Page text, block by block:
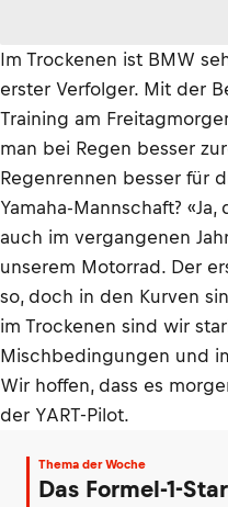
Im Trockenen ist BMW
erster Verfolger. Mit der
Training am
man bei Regen besser
Regenrennen besser für
Yamaha-Mannschaft?
auch im vergangenen
unserem Motorrad. Der
so, doch in den Kurven
im Trockenen sind wir
Mischbedingungen und
Wir hoffen, dass es
der YART-Pilot.
Thema der Woche
Das Formel-1-